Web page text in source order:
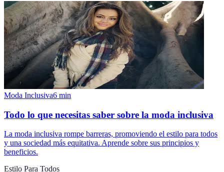
Moda Inclusiva6 min
Todo lo que necesitas saber sobre la moda inclusiva
La moda inclusiva rompe barreras, promoviendo el estilo para todos
y una sociedad más equitativa. Aprende sobre sus principios y
beneficios.
Estilo Para Todos